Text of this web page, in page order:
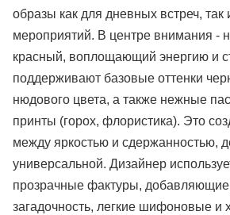
образы как для дневных встреч, так
мероприятий. В центре внимания -
красный, воплощающий энергию и
поддерживают базовые оттенки
нюдового цвета, а также нежные
принты (горох, флористика). Это
между яркостью и сдержанностью,
универсальной. Дизайнер
прозрачные фактуры, добавляющие
загадочность, легкие шифоновые и